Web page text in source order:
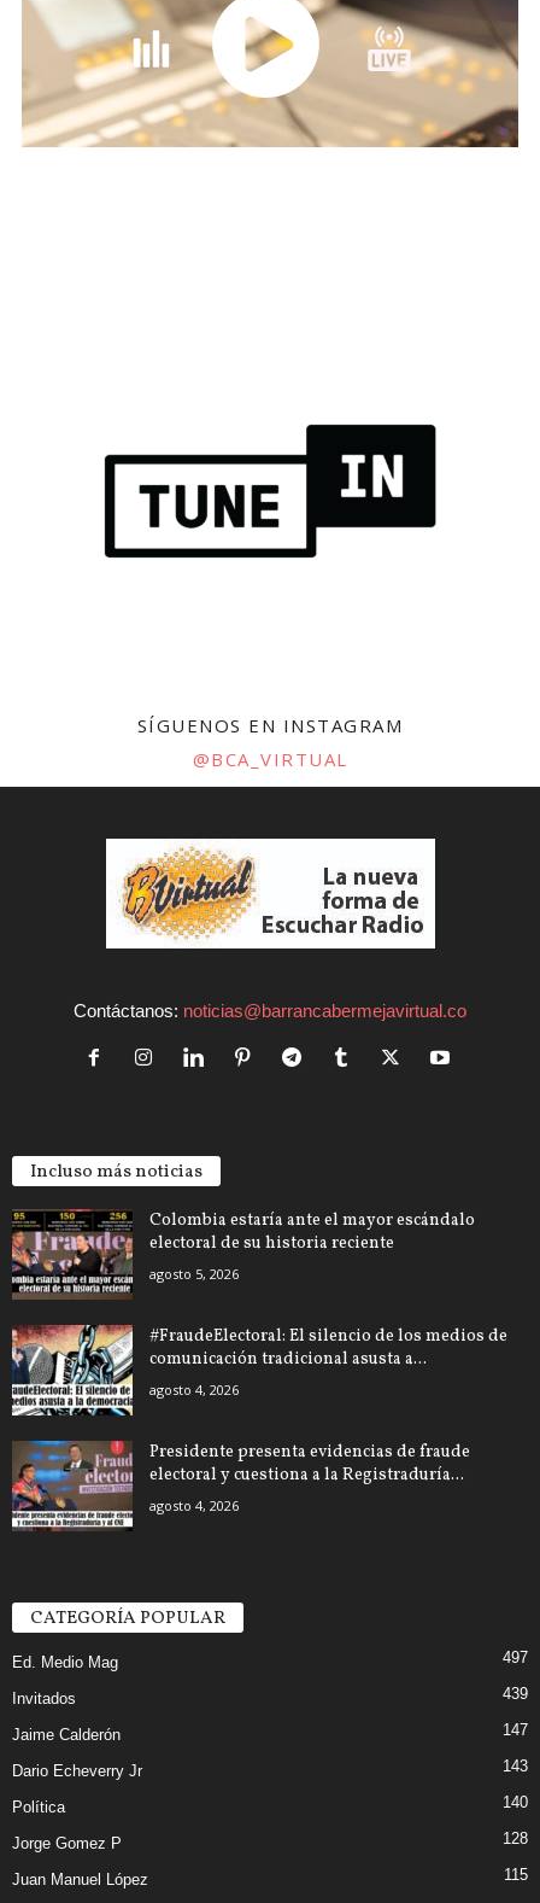
SÍGUENOS EN INSTAGRAM
@BCA_VIRTUAL
Contáctanos: noticias@barrancabermejavirtual.co
Incluso más noticias
Colombia estaría ante el mayor escándalo
electoral de su historia reciente
agosto 5, 2026
#FraudeElectoral: El silencio de los medios de
comunicación tradicional asusta a...
agosto 4, 2026
Presidente presenta evidencias de fraude
electoral y cuestiona a la Registraduría...
agosto 4, 2026
CATEGORÍA POPULAR
Ed. Medio Mag 497
Invitados 439
Jaime Calderón 147
Dario Echeverry Jr 143
Política 140
Jorge Gomez P 128
Juan Manuel López 115